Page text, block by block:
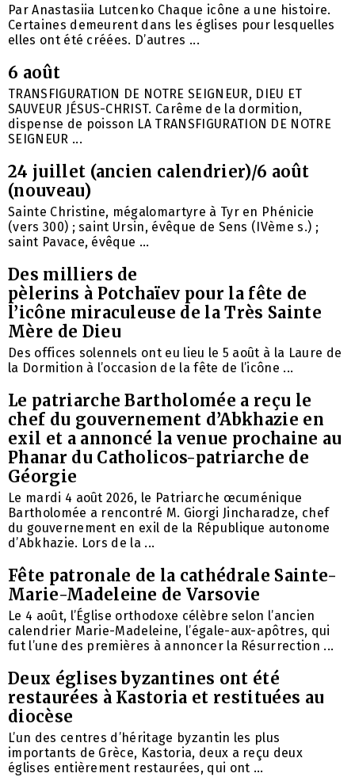
Par Anastasiia Lutcenko Chaque icône a une histoire.
Certaines demeurent dans les églises pour lesquelles
elles ont été créées. D’autres ...
6 août
TRANSFIGURATION DE NOTRE SEIGNEUR, DIEU ET
SAUVEUR JÉSUS-CHRIST. Carême de la dormition,
dispense de poisson LA TRANSFIGURATION DE NOTRE
SEIGNEUR ...
24 juillet (ancien calendrier)/6 août
(nouveau)
Sainte Christine, mégalomartyre à Tyr en Phénicie
(vers 300) ; saint Ursin, évêque de Sens (IVème s.) ;
saint Pavace, évêque ...
Des milliers de
pèlerins à Potchaïev pour la fête de
l’icône miraculeuse de la Très Sainte
Mère de Dieu
Des offices solennels ont eu lieu le 5 août à la Laure de
la Dormition à l’occasion de la fête de l’icône ...
Le patriarche Bartholomée a reçu le
chef du gouvernement d’Abkhazie en
exil et a annoncé la venue prochaine au
Phanar du Catholicos-patriarche de
Géorgie
Le mardi 4 août 2026, le Patriarche œcuménique
Bartholomée a rencontré M. Giorgi Jincharadze, chef
du gouvernement en exil de la République autonome
d’Abkhazie. Lors de la ...
Fête patronale de la cathédrale Sainte-
Marie-Madeleine de Varsovie
Le 4 août, l’Église orthodoxe célèbre selon l’ancien
calendrier Marie-Madeleine, l’égale-aux-apôtres, qui
fut l’une des premières à annoncer la Résurrection ...
Deux églises byzantines ont été
restaurées à Kastoria et restituées au
diocèse
L’un des centres d’héritage byzantin les plus
importants de Grèce, Kastoria, deux a reçu deux
églises entièrement restaurées, qui ont ...